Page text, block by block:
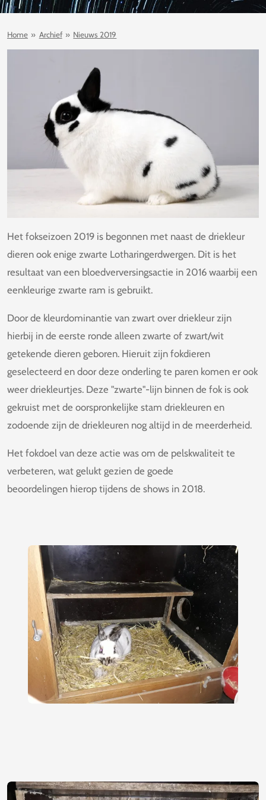
Home » Archief » Nieuws 2019
Het fokseizoen 2019 is begonnen met naast de driekleur
dieren ook enige zwarte Lotharingerdwergen. Dit is het
resultaat van een bloedverversingsactie in 2016 waarbij een
eenkleurige zwarte ram is gebruikt.
Door de kleurdominantie van zwart over driekleur zijn
hierbij in de eerste ronde alleen zwarte of zwart/wit
getekende dieren geboren. Hieruit zijn fokdieren
geselecteerd en door deze onderling te paren komen er ook
weer driekleurtjes. Deze "zwarte"-lijn binnen de fok is ook
gekruist met de oorspronkelijke stam driekleuren en
zodoende zijn de driekleuren nog altijd in de meerderheid.
Het fokdoel van deze actie was om de pelskwaliteit te
verbeteren, wat gelukt gezien de goede
beoordelingen hierop tijdens de shows in 2018.